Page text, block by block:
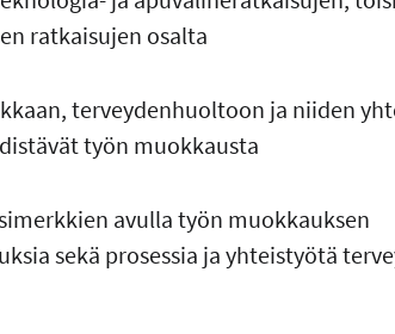
ratkaisujen osalta
terveydenhuoltoon ja niiden
työn muokkausta
avulla työn muokkauksen
sekä prosessia ja yhteistyötä